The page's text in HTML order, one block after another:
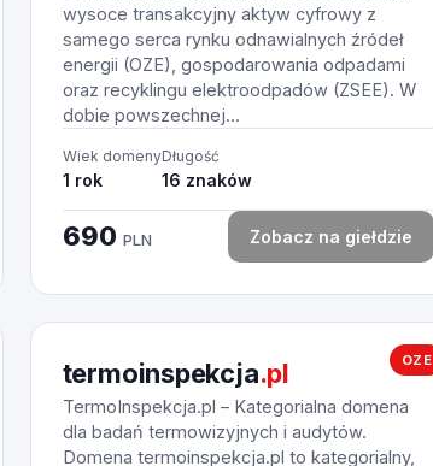
wysoce transakcyjny aktyw cyfrowy z
samego serca rynku odnawialnych źródeł
energii (OZE), gospodarowania odpadami
oraz recyklingu elektroodpadów (ZSEE). W
dobie powszechnej...
Wiek domeny
1 rok
Długość
16 znaków
690 PLN Zobacz na giełdzie
OZE
termoinspekcja.pl
TermoInspekcja.pl – Kategorialna domena
dla badań termowizyjnych i audytów.
Domena termoinspekcja.pl to kategorialny,